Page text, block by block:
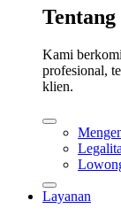
Kami
profesional,
klien.
Layanan